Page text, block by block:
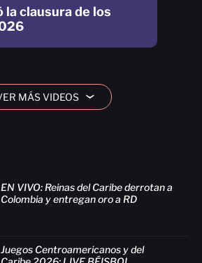
EN VIVO: Reinas del Caribe derrotan a
Colombia y entregan oro a RD
Juegos Centroamericanos y del
la clausura de los
MÁS VIDEOS ›